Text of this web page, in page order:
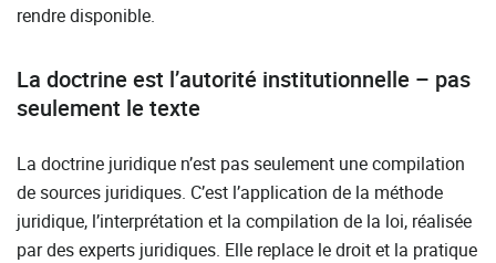
rendre disponible.
La doctrine est l’autorité institutionnelle – pas
seulement le texte
La doctrine juridique n’est pas seulement une compilation
de sources juridiques. C’est l’application de la méthode
juridique, l’interprétation et la compilation de la loi, réalisée
par des experts juridiques. Elle replace le droit et la pratique